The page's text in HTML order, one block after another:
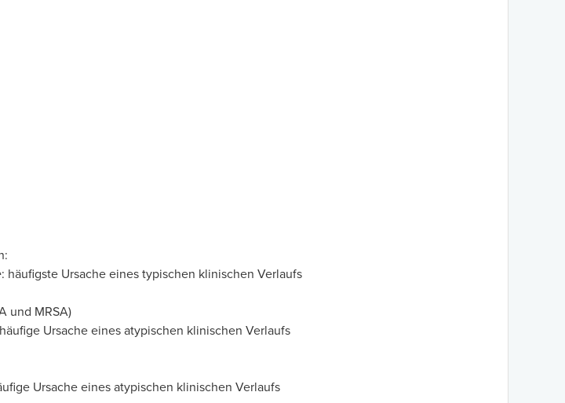
: häufigste Ursache eines typischen klinischen Verlaufs
und MRSA)
Ursache eines atypischen klinischen Verlaufs
Ursache eines atypischen klinischen Verlaufs